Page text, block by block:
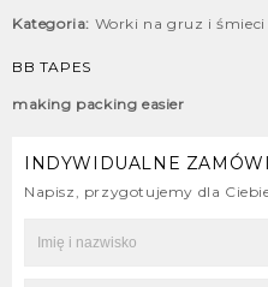
Kategoria: Worki na gruz i śmieci
BB TAPES
making packing easier
INDYWIDUALNE
Napisz, przygotujemy dla